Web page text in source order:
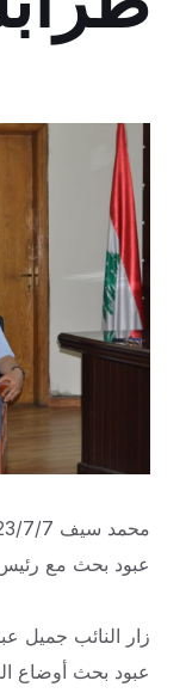
محمد سيف 2023/7/7
عبود بحث مع
زار النائب جميل
عبود بحث أوضاع